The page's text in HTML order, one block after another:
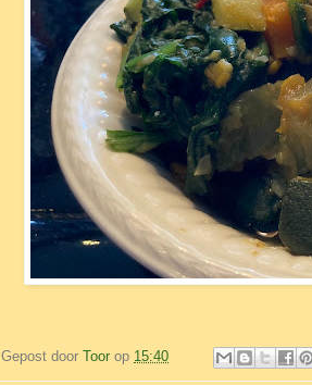
Gepost door Toor op 15:40